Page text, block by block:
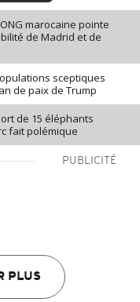
marocaine pointe
de Madrid et de
sceptiques
de paix de Trump
de 15 éléphants
fait polémique
PUBLICITÉ
PLUS